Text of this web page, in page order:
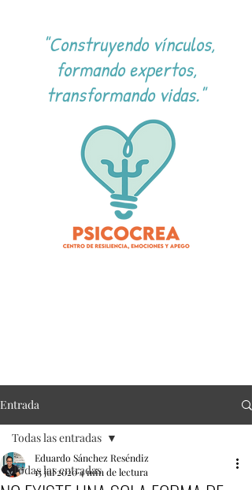
"Construyendo vínculos,
formando expertos,
transformando vidas."
Entrada
Todas las entradas
Todas las entradas
Eduardo Sánchez Reséndiz
15 jul 20204 min de lectura